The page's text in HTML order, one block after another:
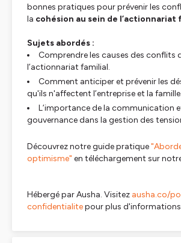
bonnes pratiques pour prévenir les
la cohésion au sein de l’actionnariat
Sujets abordés :
Comprendre les causes des conflits
l’actionnariat familial.
Comment anticiper et prévenir les
qu'ils n'affectent l’entreprise et la famille.
L’importance de la communication
gouvernance dans la gestion des
Découvrez notre guide pratique
optimisme" en téléchargement sur
Hébergé par Ausha. Visitez ausha.co/
confidentialitepour plus